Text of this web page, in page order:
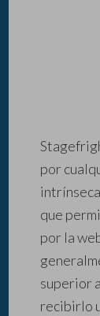
por
que
por la
superior
recibirlo